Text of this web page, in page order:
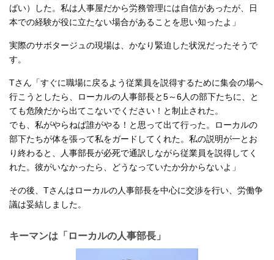
ばい）した。私は人事屋だから労務管理には自信があったが、日
本での経験が役に立たない場合があることを思い知ったよ」
実際のサボタージュの現場は、かなり緊迫した状況だったそうで
す。
Tさん「すぐに職場に戻るよう従業員を説得するために集会の場へ
行こうとしたら、ローカルの人事部長と5～6人の部下たちに、と
ても危険だから出てこないでください！と制止された。
でも、私がやらねば誰がやる！と思って出て行った。ローカルの
部下たちが体を張って私をガードしてくれた。私の説明が一とお
り終わると、人事部長が必死で通訳しながら従業員を説得してく
れた。彼がいなかったら、どうなっていたか分からないよ」
その後、Tさんはローカルの人事部長を中心に交渉を行い、労働争
議は妥結しました。
キーマンは「ローカルの人事部長」